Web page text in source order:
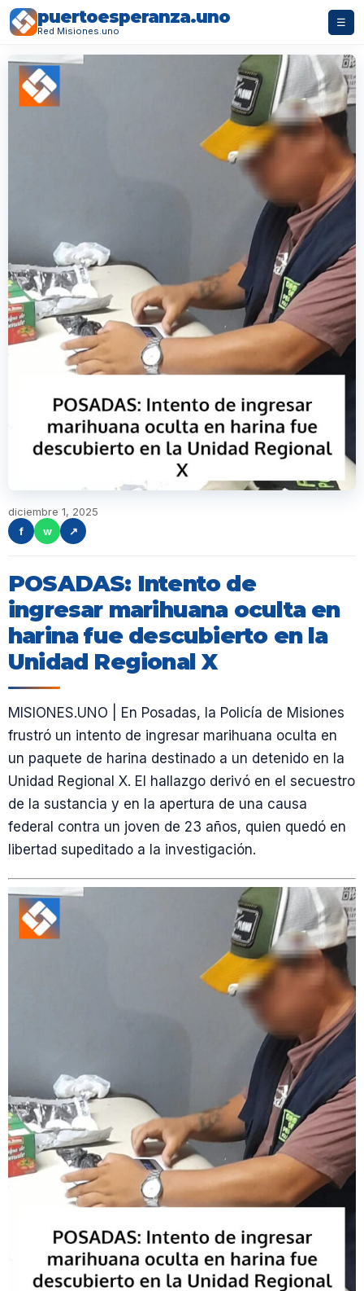
puertoesperanza.uno
Red Misiones.uno
☰
diciembre 1, 2025
f
w ↗
POSADAS: Intento de
ingresar marihuana oculta en
harina fue descubierto en la
Unidad Regional X
MISIONES.UNO | En Posadas, la Policía de Misiones
frustró un intento de ingresar marihuana oculta en
un paquete de harina destinado a un detenido en la
Unidad Regional X. El hallazgo derivó en el secuestro
de la sustancia y en la apertura de una causa
federal contra un joven de 23 años, quien quedó en
libertad supeditado a la investigación.